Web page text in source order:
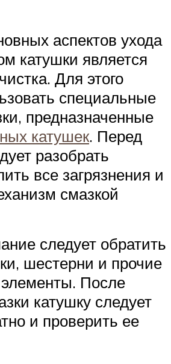
аспектов ухода
катушки является
Для этого
специальные
предназначенные
катушек. Перед
разобрать
все загрязнения и
смазкой
следует обратить
шестерни и прочие
После
катушку следует
и проверить ее